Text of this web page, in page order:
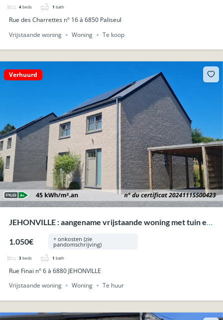
4 beds 1 bath
Rue des Charrettes n° 16 à 6850 Paliseul
Vrijstaande woning
Woning Te koop
Verhuurd
JEHONVILLE : aangename vrijstaande woning met tuin en
1.050€
+ onkosten (zie
pandomschrijving)
3 beds 1 bath
Rue Finai n° 6 à 6880 JEHONVILLE
Vrijstaande woning
Woning Te huur